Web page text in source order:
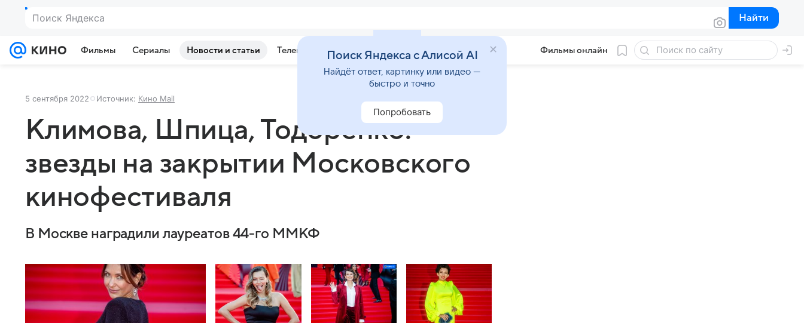
Поиск Яндекса Найти
Найти
Фильмы Сериалы Новости и статьи Телепрограмма Звезды Фильмы онлайн
5 сентября 2022 Источник: Кино Mail
Климова, Шпица, Тодоренко:
звезды на закрытии Московского
кинофестиваля
В Москве наградили лауреатов 44-го ММКФ
Поиск Яндекса с Алисой AI
Найдёт ответ, картинку или видео —
быстро и точно
Попробовать